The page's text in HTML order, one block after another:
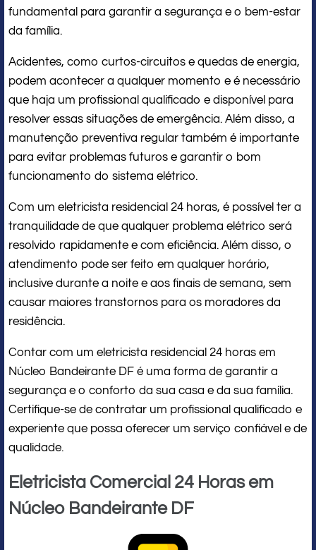
fundamental para garantir a segurança e o bem-estar
da família.
Acidentes, como curtos-circuitos e quedas de energia,
podem acontecer a qualquer momento e é necessário
que haja um profissional qualificado e disponível para
resolver essas situações de emergência. Além disso, a
manutenção preventiva regular também é importante
para evitar problemas futuros e garantir o bom
funcionamento do sistema elétrico.
Com um eletricista residencial 24 horas, é possível ter a
tranquilidade de que qualquer problema elétrico será
resolvido rapidamente e com eficiência. Além disso, o
atendimento pode ser feito em qualquer horário,
inclusive durante a noite e aos finais de semana, sem
causar maiores transtornos para os moradores da
residência.
Contar com um eletricista residencial 24 horas em
Núcleo Bandeirante DF é uma forma de garantir a
segurança e o conforto da sua casa e da sua família.
Certifique-se de contratar um profissional qualificado e
experiente que possa oferecer um serviço confiável e de
qualidade.
Eletricista Comercial 24 Horas em
Núcleo Bandeirante DF